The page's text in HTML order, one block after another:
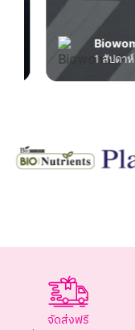
Biowoman
1 สัปดาห์ ago
จัดส่งฟรี